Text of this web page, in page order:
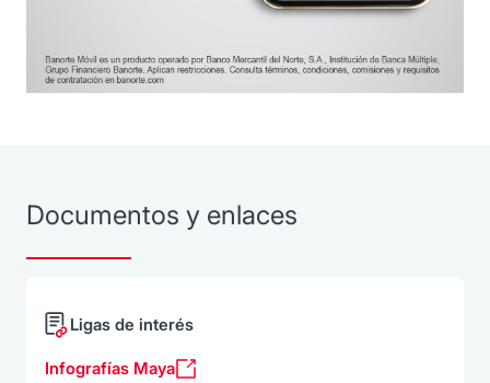
Documentos y enlaces
Ligas de interés
Infografías Maya